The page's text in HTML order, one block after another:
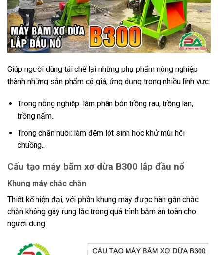
Giúp người dùng tái chế lại những phụ phẩm nông nghiệp
thành những sản phẩm có giá, ứng dụng trong nhiều lĩnh vực:
Trong nông nghiệp: làm phân bón trồng rau, trồng lan,
trồng nấm..
Trong chăn nuôi: làm đệm lót sinh học khử mùi hôi
chuồng..
Cấu tạo máy băm xơ dừa B300 lắp đầu nổ
Khung máy chắc chắn
Thiết kế hiện đại, với phần khung máy được hàn gắn chắc
chắn không gây rung lắc trong quá trình băm an toàn cho
người dùng